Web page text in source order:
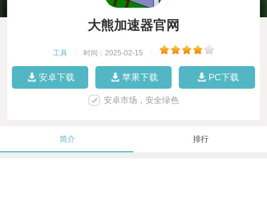
大熊加速器官网
工具 时间：2025-02-15
安卓下载 苹果下载 PC下载
安卓市场，安全绿色
简介 排行